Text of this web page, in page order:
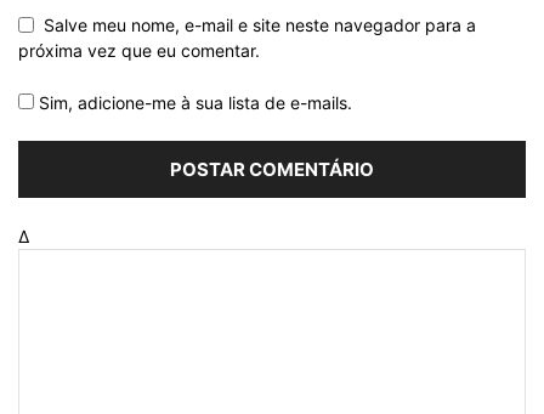
Salve meu nome, e-mail e site neste navegador para a
próxima vez que eu comentar.
Sim, adicione-me à sua lista de e-mails.
Δ